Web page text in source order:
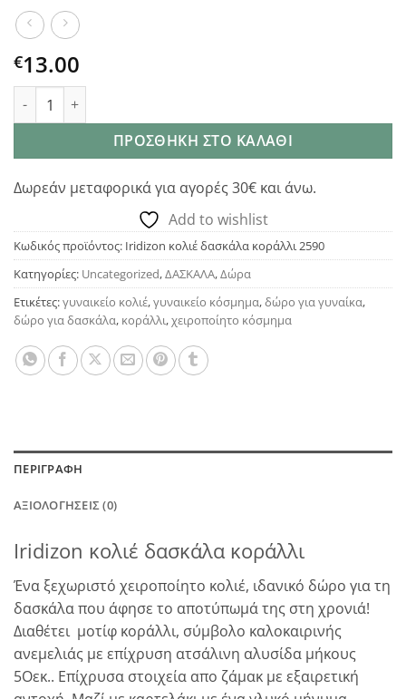
€13.00
Iridizon κολιέ δασκάλα κοράλλι ποσότητα
ΠΡΟΣΘΉΚΗ ΣΤΟ ΚΑΛΆΘΙ
Δωρεάν μεταφορικά για αγορές 30€ και άνω.
Add to wishlist
Κωδικός προϊόντος: Iridizon κολιέ δασκάλα κοράλλι 2590
Κατηγορίες: Uncategorized,ΔΑΣΚΑΛΑ,Δώρα
Ετικέτες:γυναικείο κολιέ,γυναικείο κόσμημα,δώρο για γυναίκα,
δώρο για δασκάλα, κοράλλι,χειροποίητο κόσμημα
ΠΕΡΙΓΡΑΦΉ
ΑΞΙΟΛΟΓΉΣΕΙΣ (0)
Iridizon κολιέ δασκάλα κοράλλι
Ένα ξεχωριστό χειροποίητο κολιέ, ιδανικό δώρο για τη
δασκάλα που άφησε το αποτύπωμά της στη χρονιά!
Διαθέτει μοτίφ κοράλλι, σύμβολο καλοκαιρινής
ανεμελιάς με επίχρυση ατσάλινη αλυσίδα μήκους
5Οεκ.. Επίχρυσα στοιχεία απο ζάμακ με εξαιρετική